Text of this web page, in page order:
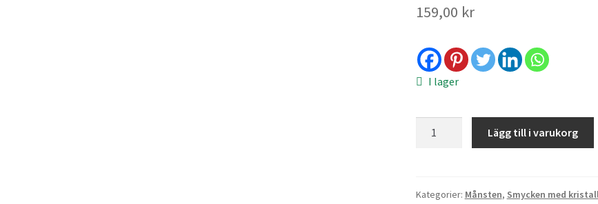
159,00 kr
I lager
10
Lägg till i varukorg
Kategorier: Månsten, Smycken med